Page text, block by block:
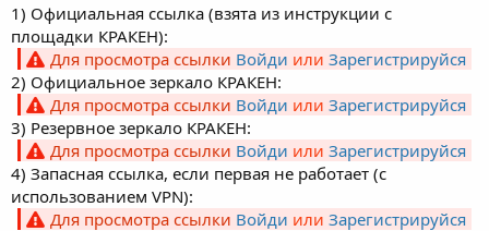
1) Официальная ссылка (взята из инструкции с
площадки КРАКEН):
Для просмотра ссылки Войди или Зарегистрируйся
2) Официальное зеркалo КРАКЕH:
Для просмотра ссылки Войди или Зарегистрируйся
3) Резервное зеркалo КРАКЕH:
Для просмотра ссылки Войди или Зарегистрируйся
4) Запасная ссылка, если первая не работает (с
использованием VPN):
Для просмотра ссылки Войди или Зарегистрируйся